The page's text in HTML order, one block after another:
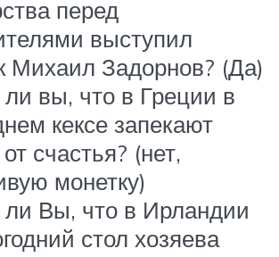
перед
выступил
Михаил Задорнов? (Да)
вы, что в Греции в
кексе запекают
счастья? (нет,
монетку)
ли Вы, что в Ирландии
стол хозяева